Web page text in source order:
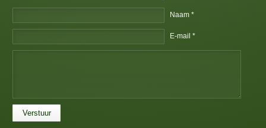
Naam *
E-mail *
Verstuur